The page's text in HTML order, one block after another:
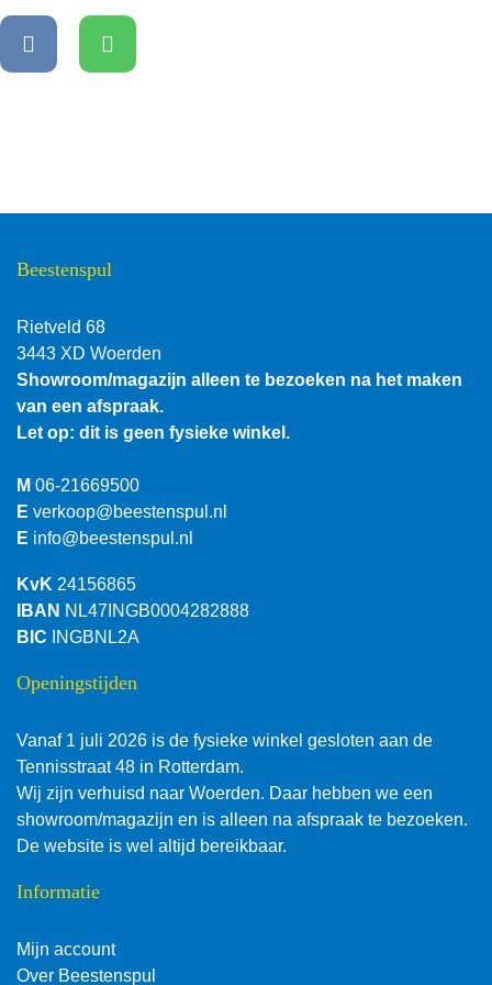
Beestenspul
Rietveld 68
3443 XD Woerden
Showroom/magazijn alleen te bezoeken na het maken
van een afspraak.
Let op: dit is geen fysieke winkel.
M 06-21669500
E verkoop@beestenspul.nl
E info@beestenspul.nl
KvK 24156865
IBAN NL47INGB0004282888
BIC INGBNL2A
Openingstijden
Vanaf 1 juli 2026 is de fysieke winkel gesloten aan de
Tennisstraat 48 in Rotterdam.
Wij zijn verhuisd naar Woerden. Daar hebben we een
showroom/magazijn en is alleen na afspraak te bezoeken.
De website is wel altijd bereikbaar.
Informatie
Mijn account
Over Beestenspul